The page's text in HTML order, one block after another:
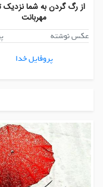
از رگ گردن به شما نزدیک
مهربانت
عکس نوشته
پروفایل خدا